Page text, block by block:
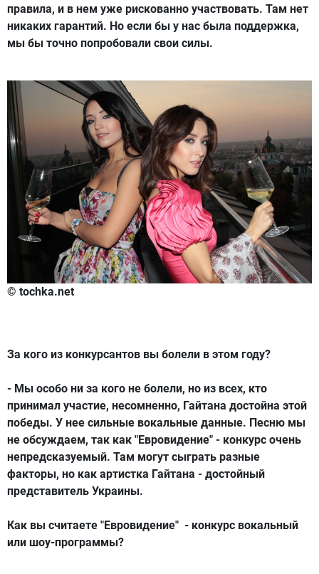
правила, и в нем уже рискованно участвовать. Там нет
никаких гарантий. Но если бы у нас была поддержка,
мы бы точно попробовали свои силы.
© tochka.net
За кого из конкурсантов вы болели в этом году?
- Мы особо ни за кого не болели, но из всех, кто
принимал участие, несомненно, Гайтана достойна этой
победы. У нее сильные вокальные данные. Песню мы
не обсуждаем, так как "Евровидение" - конкурс очень
непредсказуемый. Там могут сыграть разные
факторы, но как артистка Гайтана - достойный
представитель Украины.
Как вы считаете "Евровидение" - конкурс вокальный
или шоу-программы?